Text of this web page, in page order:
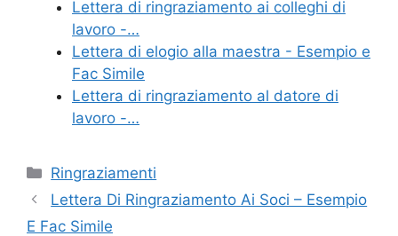
k
Lettera di ringraziamento ai colleghi di
lavoro -…
Lettera di elogio alla maestra - Esempio e
Fac Simile
Lettera di ringraziamento al datore di
lavoro -…
Categorie
Ringraziamenti
Lettera Di Ringraziamento Ai Soci – Esempio
E Fac Simile